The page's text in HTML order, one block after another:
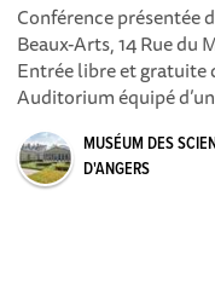
Conférence présentée
Beaux-Arts, 14 Rue du
Entrée libre et gratuite
Auditorium équipé
MUSÉUM DES
D'ANGERS